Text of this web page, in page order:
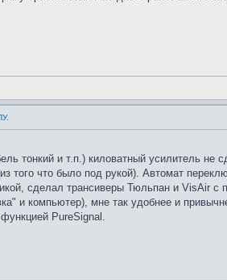
тонкий и т.п.) киловатный усилитель
того что было под рукой). Автомат
сделал трансиверы Тюльпан и VisАir с
и компьютер), мне так удобнее и
PureSignal.